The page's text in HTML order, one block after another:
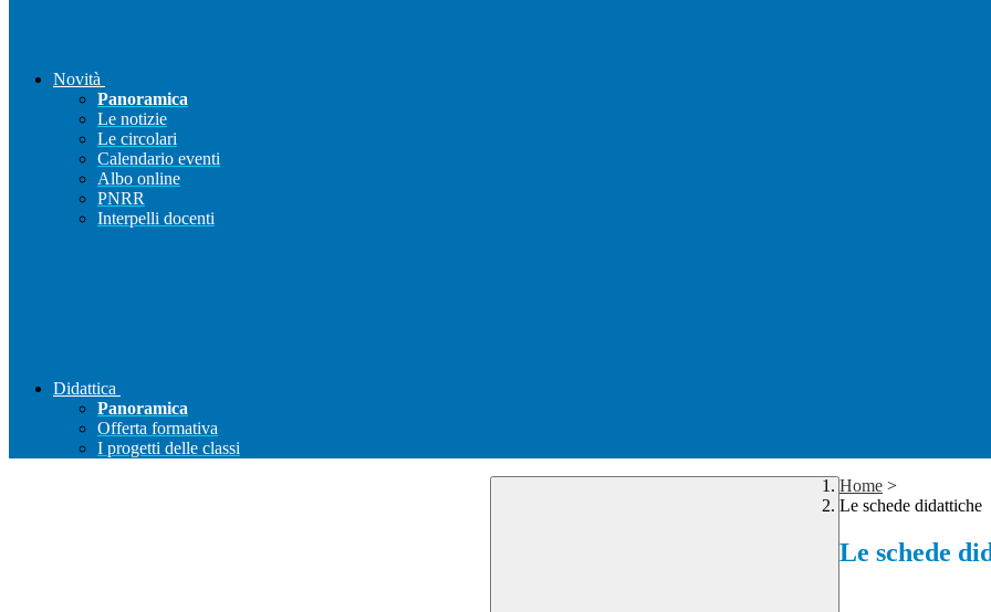
Novità
Panoramica
Le notizie
Le circolari
Calendario eventi
Albo online
PNRR
Interpelli docenti
Didattica
Panoramica
Offerta formativa
I progetti delle classi
Home >
Le schede didattiche
Le schede